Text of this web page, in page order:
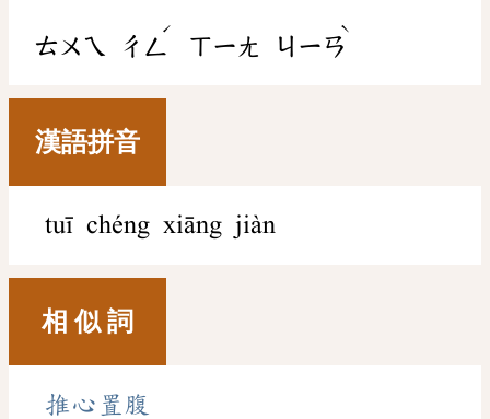
ㄊㄨㄟ ㄔㄥ
ˊ
ㄒㄧㄤ ㄐㄧㄢ
ˋ
漢語拼音
tuī chéng xiāng jiàn
相 似 詞
推心置腹